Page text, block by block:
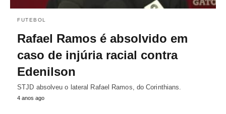
FUTEBOL
Rafael Ramos é absolvido em
caso de injúria racial contra
Edenilson
STJD absolveu o lateral Rafael Ramos, do Corinthians.
4 anos ago